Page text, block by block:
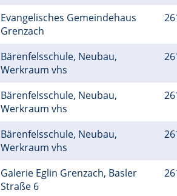
Evangelisches Gemeindehaus
Grenzach
Bärenfelsschule, Neubau,
Werkraum vhs
Bärenfelsschule, Neubau,
Werkraum vhs
Bärenfelsschule, Neubau,
Werkraum vhs
Galerie Eglin Grenzach, Basler
Straße 6